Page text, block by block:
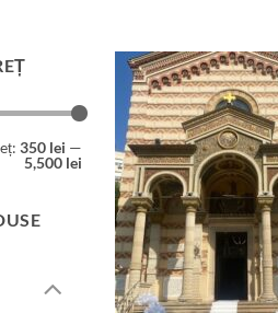
350 lei —
5,500 lei